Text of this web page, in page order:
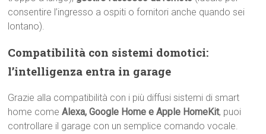
consentire l’ingresso a ospiti o fornitori anche quando sei
lontano).
Compatibilità con sistemi domotici:
l’intelligenza entra in garage
Grazie alla compatibilità con i più diffusi sistemi di smart
home comeAlexa, Google Home e Apple HomeKit, puoi
controllare il garage con un semplice comando vocale.